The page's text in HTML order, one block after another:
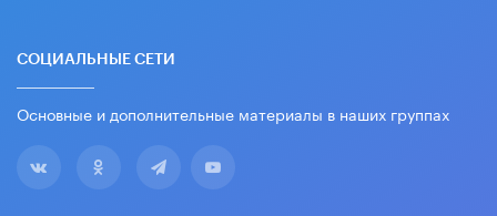
СОЦИАЛЬНЫЕ СЕТИ
Основные и дополнительные материалы в наших группах